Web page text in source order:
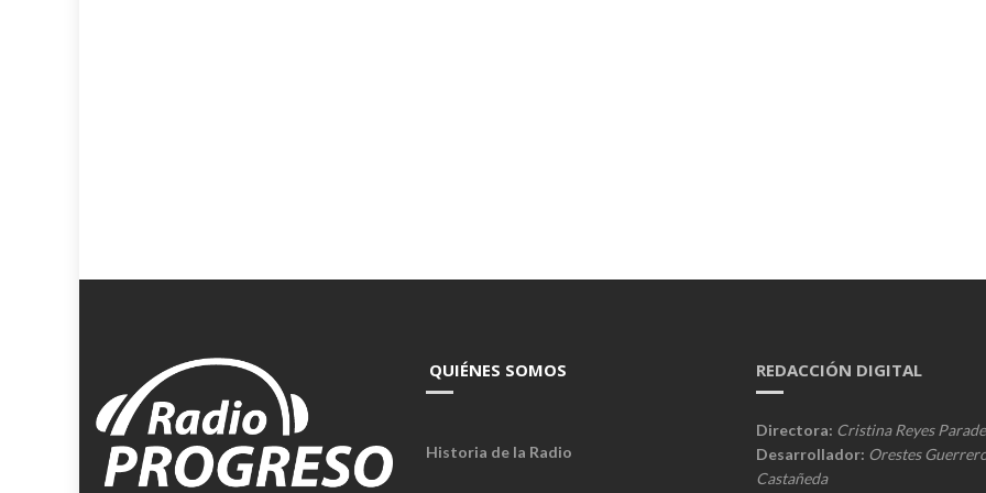
QUIÉNES SOMOS
Historia de la Radio
REDACCIÓN DIGITAL
Directora: Cristina Reyes
Desarrollador: Orestes
Castañeda